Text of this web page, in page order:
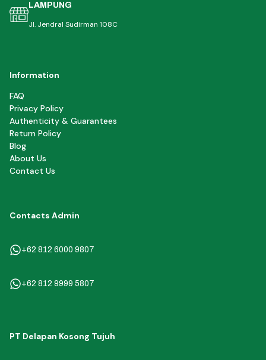
LAMPUNG
Jl. Jendral Sudirman 108C
Information
FAQ
Privacy Policy
Authenticity & Guarantees
Return Policy
Blog
About Us
Contact Us
Contacts Admin
+62 812 6000 9807
+62 812 9999 5807
PT Delapan Kosong Tujuh